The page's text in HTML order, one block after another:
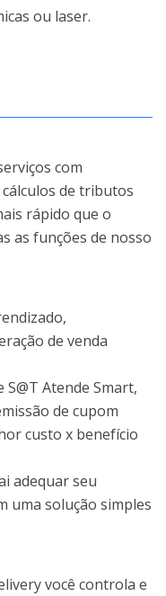
ou laser.
com
de tributos
rápido que o
as funções de nosso
de venda
S@T Atende Smart,
de cupom
custo x benefício
adequar seu
uma solução simples
você controla e